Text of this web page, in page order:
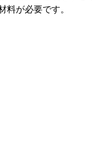
料が必要です。